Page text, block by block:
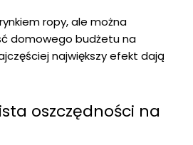
ropy, ale można
domowego budżetu na
największy efekt dają
oszczędności na